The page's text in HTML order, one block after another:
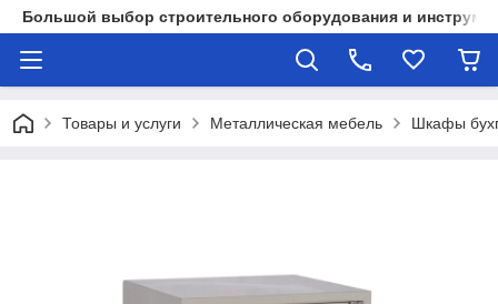
Большой выбор строительного оборудования и
Товары и услуги Металлическая мебель Шкафы